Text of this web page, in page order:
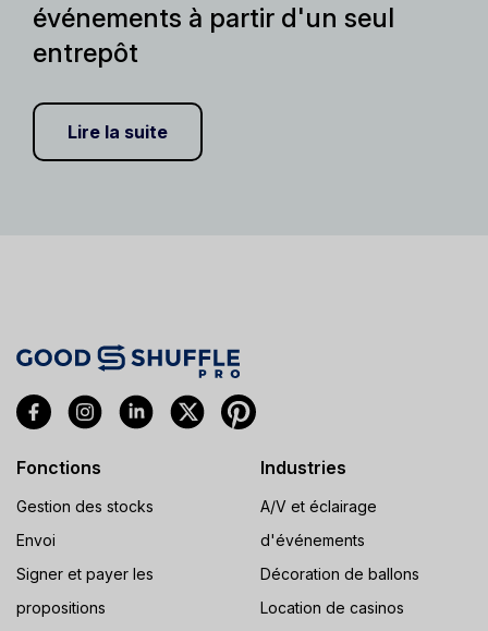
événements à partir d'un seul
entrepôt
Lire la suite
Fonctions
Gestion des stocks
Envoi
Signer et payer les
propositions
Industries
A/V et éclairage
d'événements
Décoration de ballons
Location de casinos